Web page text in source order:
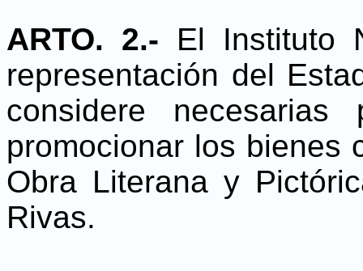
ARTO. 2.- El Instituto
representación del
considere
promocionar los bienes
Obra Literana y
Rivas.